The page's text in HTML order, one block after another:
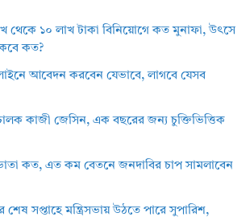
থেকে ১০ লাখ টাকা বিনিয়োগে কত মুনাফা, উৎসে
কত?
আবেদন করবেন যেভাবে, লাগবে যেসব
কাজী জেসিন, এক বছরের জন্য চুক্তিভিত্তিক
কত, এত কম বেতনে জনদাবির চাপ সামলাবেন
সপ্তাহে মন্ত্রিসভায় উঠতে পারে সুপারিশ,